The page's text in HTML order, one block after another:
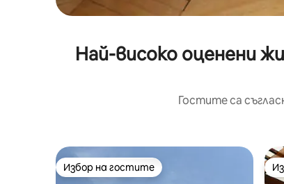
Най-високо оценени
Гостите са
Избор на гостите
Избор на гостите